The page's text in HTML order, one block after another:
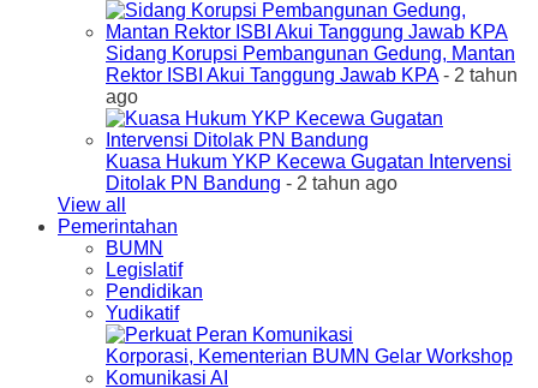
Sidang Korupsi Pembangunan Gedung, Mantan
Rektor ISBI Akui Tanggung Jawab KPA- 2 tahun
ago
Kuasa Hukum YKP Kecewa Gugatan Intervensi
Ditolak PN Bandung - 2 tahun ago
View all
Pemerintahan
BUMN
Legislatif
Pendidikan
Yudikatif